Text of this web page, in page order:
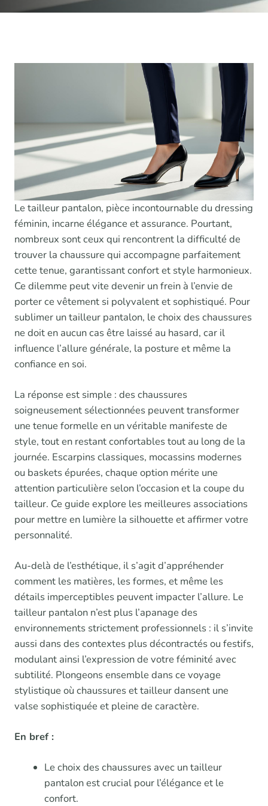
Le tailleur pantalon, pièce incontournable du dressing
féminin, incarne élégance et assurance. Pourtant,
nombreux sont ceux qui rencontrent la difficulté de
trouver la chaussure qui accompagne parfaitement
cette tenue, garantissant confort et style harmonieux.
Ce dilemme peut vite devenir un frein à l’envie de
porter ce vêtement si polyvalent et sophistiqué. Pour
sublimer un tailleur pantalon, le choix des chaussures
ne doit en aucun cas être laissé au hasard, car il
influence l’allure générale, la posture et même la
confiance en soi.
La réponse est simple : des chaussures
soigneusement sélectionnées peuvent transformer
une tenue formelle en un véritable manifeste de
style, tout en restant confortables tout au long de la
journée. Escarpins classiques, mocassins modernes
ou baskets épurées, chaque option mérite une
attention particulière selon l’occasion et la coupe du
tailleur. Ce guide explore les meilleures associations
pour mettre en lumière la silhouette et affirmer votre
personnalité.
Au-delà de l’esthétique, il s’agit d’appréhender
comment les matières, les formes, et même les
détails imperceptibles peuvent impacter l’allure. Le
tailleur pantalon n’est plus l’apanage des
environnements strictement professionnels : il s’invite
aussi dans des contextes plus décontractés ou festifs,
modulant ainsi l’expression de votre féminité avec
subtilité. Plongeons ensemble dans ce voyage
stylistique où chaussures et tailleur dansent une
valse sophistiquée et pleine de caractère.
En bref :
Le choix des chaussures avec un tailleur
pantalon est crucial pour l’élégance et le
confort.